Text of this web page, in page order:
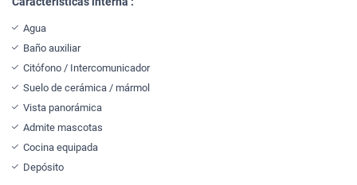
Agua
Baño auxiliar
Citófono / Intercomunicador
Suelo de cerámica / mármol
Vista panorámica
Admite mascotas
Cocina equipada
Depósito